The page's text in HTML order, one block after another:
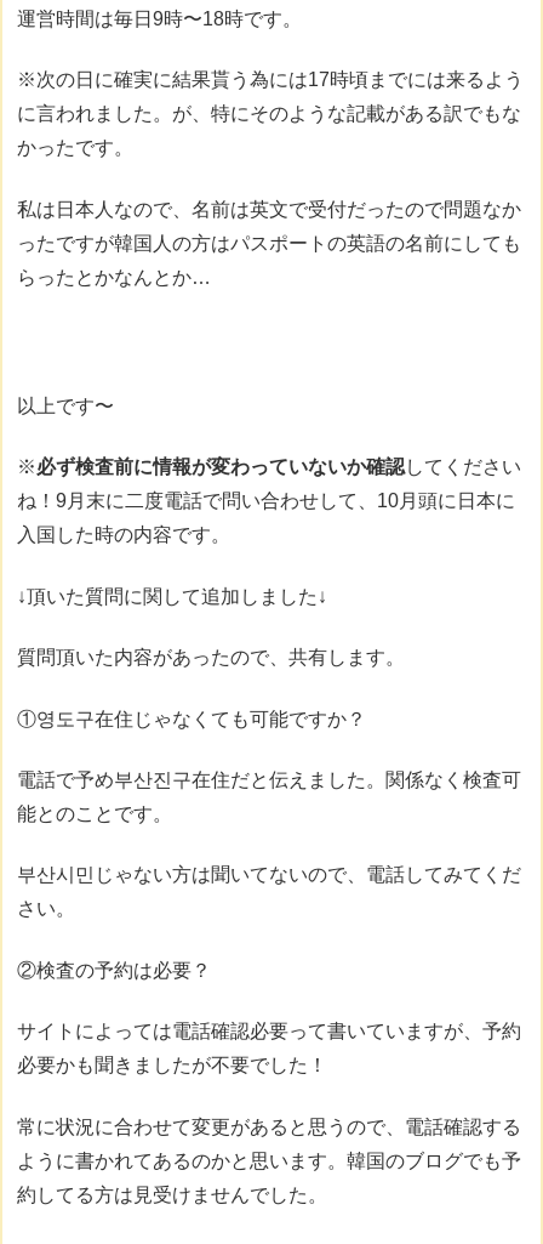
運営時間は毎日9時〜18時です。
※次の日に確実に結果貰う為には17時頃までには来るよう
に言われました。が、特にそのような記載がある訳でもな
かったです。
私は日本人なので、名前は英文で受付だったので問題なか
ったですが韓国人の方はパスポートの英語の名前にしても
らったとかなんとか…
以上です〜
※必ず検査前に情報が変わっていないか確認してください
ね！9月末に二度電話で問い合わせして、10月頭に日本に
入国した時の内容です。
↓頂いた質問に関して追加しました↓
質問頂いた内容があったので、共有します。
①영도구在住じゃなくても可能ですか？
電話で予め부산진구在住だと伝えました。関係なく検査可
能とのことです。
부산시민じゃない方は聞いてないので、電話してみてくだ
さい。
②検査の予約は必要？
サイトによっては電話確認必要って書いていますが、予約
必要かも聞きましたが不要でした！
常に状況に合わせて変更があると思うので、電話確認する
ように書かれてあるのかと思います。韓国のブログでも予
約してる方は見受けませんでした。